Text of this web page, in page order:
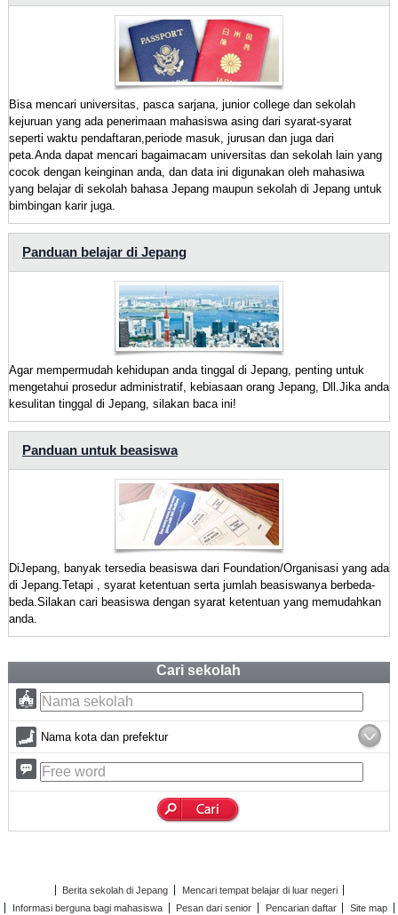
Bisa mencari universitas, pasca sarjana, junior college dan sekolah
kejuruan yang ada penerimaan mahasiswa asing dari syarat-syarat
seperti waktu pendaftaran,periode masuk, jurusan dan juga dari
peta.Anda dapat mencari bagaimacam universitas dan sekolah lain yang
cocok dengan keinginan anda, dan data ini digunakan oleh mahasiwa
yang belajar di sekolah bahasa Jepang maupun sekolah di Jepang untuk
bimbingan karir juga.
Panduan belajar di Jepang
Agar mempermudah kehidupan anda tinggal di Jepang, penting untuk
mengetahui prosedur administratif, kebiasaan orang Jepang, Dll.Jika anda
kesulitan tinggal di Jepang, silakan baca ini!
Panduan untuk beasiswa
DiJepang, banyak tersedia beasiswa dari Foundation/Organisasi yang ada
di Jepang.Tetapi , syarat ketentuan serta jumlah beasiswanya berbeda-
beda.Silakan cari beasiswa dengan syarat ketentuan yang memudahkan
anda.
Cari sekolah
Nama kota dan prefektur
Berita sekolah di Jepang
Mencari tempat belajar di luar negeri
Informasi berguna bagi mahasiswa
Pesan dari senior Pencarian daftar
Site map